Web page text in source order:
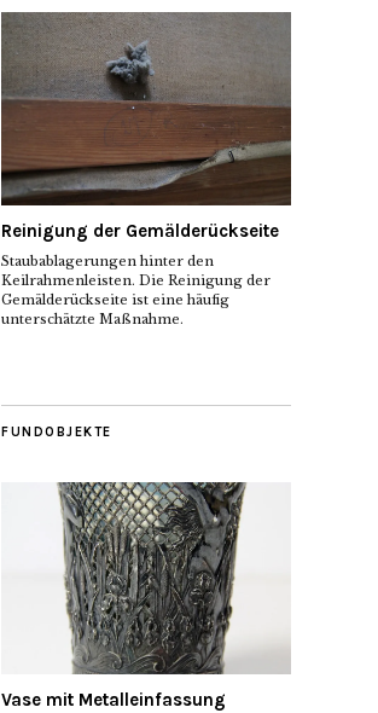
Reinigung der Gemälderückseite
Staubablagerungen hinter den
Keilrahmenleisten. Die Reinigung der
Gemälderückseite ist eine häufig
unterschätzte Maßnahme.
FUNDOBJEKTE
Vase mit Metalleinfassung